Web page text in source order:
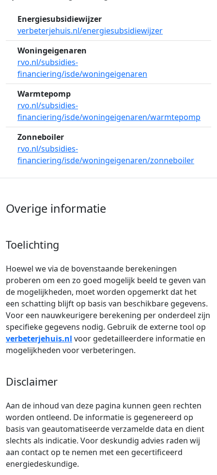
Energiesubsidiewijzer
verbeterjehuis.nl/energiesubsidiewijzer
Woningeigenaren
rvo.nl/subsidies-
financiering/isde/woningeigenaren
Warmtepomp
rvo.nl/subsidies-
financiering/isde/woningeigenaren/warmtepomp
Zonneboiler
rvo.nl/subsidies-
financiering/isde/woningeigenaren/zonneboiler
Overige informatie
Toelichting
Hoewel we via de bovenstaande berekeningen
proberen om een zo goed mogelijk beeld te geven van
de mogelijkheden, moet worden opgemerkt dat het
een schatting blijft op basis van beschikbare gegevens.
Voor een nauwkeurigere berekening per onderdeel zijn
specifieke gegevens nodig. Gebruik de externe tool op
verbeterjehuis.nl voor gedetailleerdere informatie en
mogelijkheden voor verbeteringen.
Disclaimer
Aan de inhoud van deze pagina kunnen geen rechten
worden ontleend. De informatie is gegenereerd op
basis van geautomatiseerde verzamelde data en dient
slechts als indicatie. Voor deskundig advies raden wij
aan contact op te nemen met een gecertificeerd
energiedeskundige.